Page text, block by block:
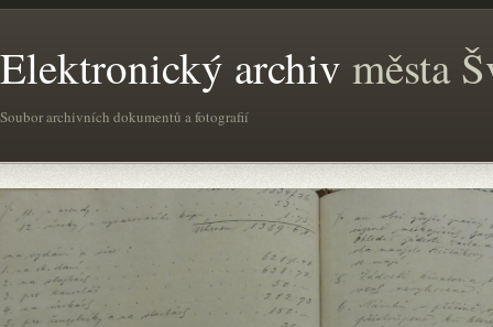
Elektronický archiv města
Soubor archivních dokumentů a fotografií